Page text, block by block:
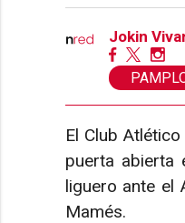
Jokin
El Club
puerta abierta
liguero ante el
Mamés.